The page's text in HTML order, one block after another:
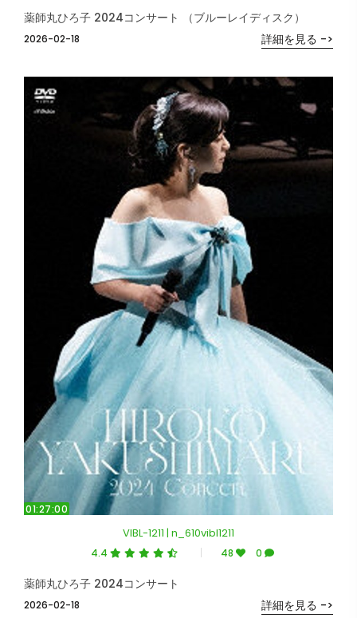
2026-02-18
薬師丸ひろ子 2024コンサート （ブルーレイディスク）
詳細を見る ->
01:27:00
VIBL-1211 | n_610vibl1211
4.4 48 0
2026-02-18
薬師丸ひろ子 2024コンサート
詳細を見る ->